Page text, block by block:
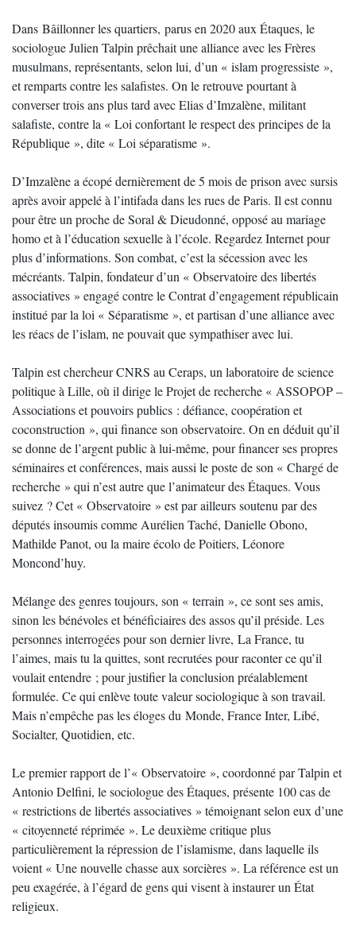
Dans Bâillonner les quartiers, parus en 2020 aux Étaques, le
sociologue Julien Talpin prêchait une alliance avec les Frères
musulmans, représentants, selon lui, d’un « islam progressiste »,
et remparts contre les salafistes. On le retrouve pourtant à
converser trois ans plus tard avec Elias d’Imzalène, militant
salafiste, contre la « Loi confortant le respect des principes de la
République », dite « Loi séparatisme ».
D’Imzalène a écopé dernièrement de 5 mois de prison avec sursis
après avoir appelé à l’intifada dans les rues de Paris. Il est connu
pour être un proche de Soral & Dieudonné, opposé au mariage
homo et à l’éducation sexuelle à l’école. Regardez Internet pour
plus d’informations. Son combat, c’est la sécession avec les
mécréants. Talpin, fondateur d’un « Observatoire des libertés
associatives » engagé contre le Contrat d’engagement républicain
institué par la loi « Séparatisme », et partisan d’une alliance avec
les réacs de l’islam, ne pouvait que sympathiser avec lui.
Talpin est chercheur CNRS au Ceraps, un laboratoire de science
politique à Lille, où il dirige le Projet de recherche « ASSOPOP –
Associations et pouvoirs publics : défiance, coopération et
coconstruction », qui finance son observatoire. On en déduit qu’il
se donne de l’argent public à lui-même, pour financer ses propres
séminaires et conférences, mais aussi le poste de son « Chargé de
recherche » qui n’est autre que l’animateur des Étaques. Vous
suivez ? Cet « Observatoire » est par ailleurs soutenu par des
députés insoumis comme Aurélien Taché, Danielle Obono,
Mathilde Panot, ou la maire écolo de Poitiers, Léonore
Moncond’huy.
Mélange des genres toujours, son « terrain », ce sont ses amis,
sinon les bénévoles et bénéficiaires des assos qu’il préside. Les
personnes interrogées pour son dernier livre, La France, tu
l’aimes, mais tu la quittes, sont recrutées pour raconter ce qu’il
voulait entendre ; pour justifier la conclusion préalablement
formulée. Ce qui enlève toute valeur sociologique à son travail.
Mais n’empêche pas les éloges du Monde, France Inter, Libé,
Socialter, Quotidien, etc.
Le premier rapport de l’« Observatoire », coordonné par Talpin et
Antonio Delfini, le sociologue des Étaques, présente 100 cas de
« restrictions de libertés associatives » témoignant selon eux d’une
« citoyenneté réprimée ». Le deuxième critique plus
particulièrement la répression de l’islamisme, dans laquelle ils
voient « Une nouvelle chasse aux sorcières ». La référence est un
peu exagérée, à l’égard de gens qui visent à instaurer un État
religieux.